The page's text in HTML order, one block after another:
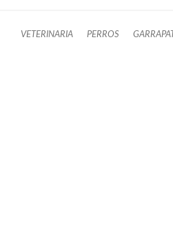
VETERINARIA PERROS